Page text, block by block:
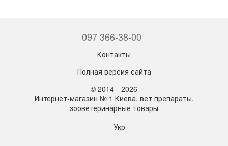
097 366-38-00
Контакты
Полная версия сайта
© 2014—2026
Интернет-магазин № 1 Киева, вет препараты,
зооветеринарные товары
Укр